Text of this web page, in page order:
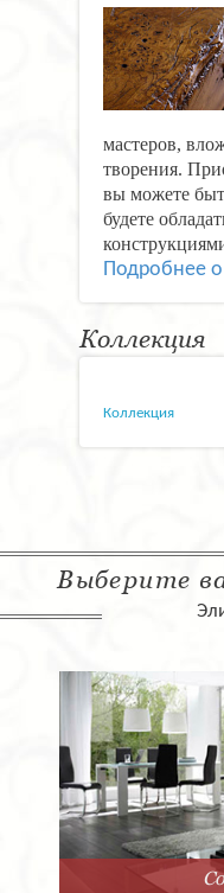
мастеров,
творения.
вы можете
будете
Подробнее о
Коллекция
Коллекция
Выберите
Современный